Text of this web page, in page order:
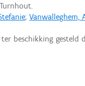
;Vanwalleghem,
beschikking gesteld